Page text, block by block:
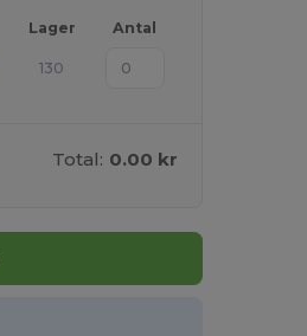
Lager Antal
130
Total: 0.00 kr